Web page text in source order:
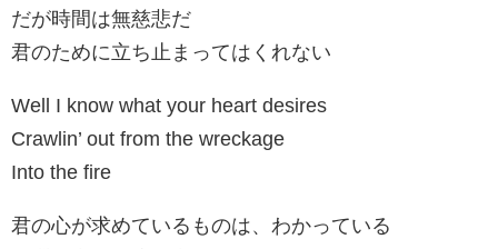
だが時間は無慈悲だ
君のために立ち止まってはくれない
Well I know what your heart desires
Crawlin’ out from the wreckage
Into the fire
君の心が求めているものは、わかっている